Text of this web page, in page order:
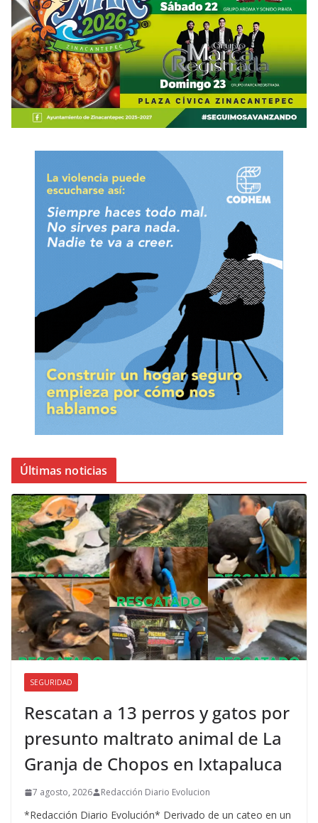
Últimas noticias
SEGURIDAD
Rescatan a 13 perros y gatos por
presunto maltrato animal de La
Granja de Chopos en Ixtapaluca
7 agosto, 2026 Redacción Diario Evolucion
*Redacción Diario Evolución* Derivado de un cateo en un